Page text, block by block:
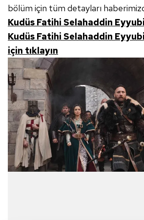
bölüm için tüm detayları
Kudüs Fatihi Selahaddin
Kudüs Fatihi Selahaddin
için tıklayın